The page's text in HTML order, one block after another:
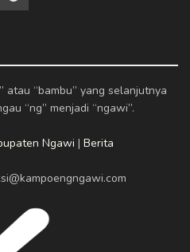
atau “bambu” yang selanjutnya
“ng” menjadi “ngawi”.
Ngawi | Berita